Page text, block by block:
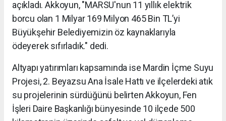
açıkladı. Akkoyun, "MARSU'nun 11 yıllık elektrik
borcu olan 1 Milyar 169 Milyon 465 Bin TL’yi
Büyükşehir Belediyemizin öz kaynaklarıyla
ödeyerek sıfırladık." dedi.
Altyapı yatırımları kapsamında ise Mardin İçme Suyu
Projesi, 2. Beyazsu Ana İsale Hattı ve ilçelerdeki atık
su projelerinin sürdüğünü belirten Akkoyun, Fen
İşleri Daire Başkanlığı bünyesinde 10 ilçede 500